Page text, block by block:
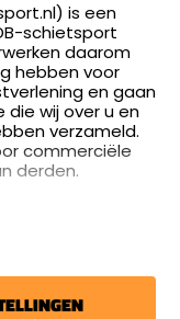
én 18:00 - 21:00
is een
schietsport
daarom
hebben voor
en gaan
wij over u en
verzameld.
commerciële
derden.
de Adwords-